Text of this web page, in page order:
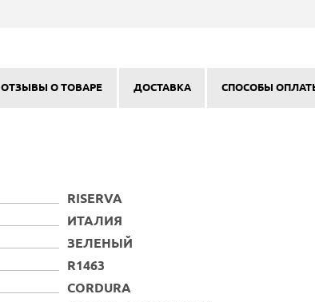
ОТЗЫВЫ О ТОВАРЕ ДОСТАВКА СПОСОБЫ
RISERVA
ИТАЛИЯ
ЗЕЛЕНЫЙ
R1463
CORDURA